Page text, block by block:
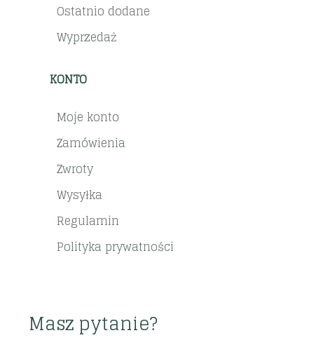
Ostatnio dodane
Wyprzedaż
KONTO
Moje konto
Zamówienia
Zwroty
Wysyłka
Regulamin
Polityka prywatności
Masz pytanie?